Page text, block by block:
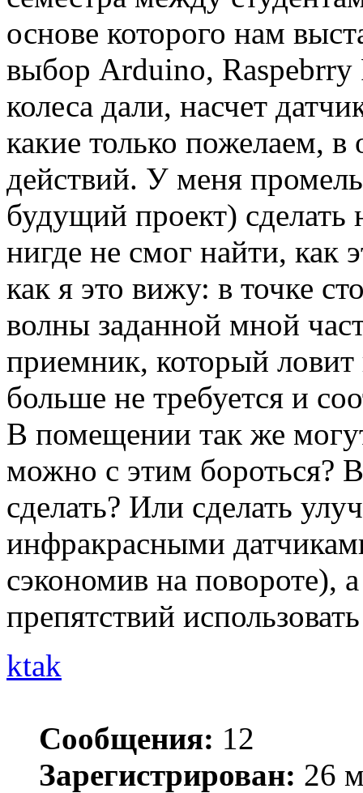
основе которого нам
выбор Arduino, Raspebrry
колеса дали, насчет
какие только пожелаем,
действий. У меня
будущий проект)
нигде не смог найти, как
как я это вижу: в точке
волны заданной мной
приемник, который
больше не требуется и
В помещении так же
можно с этим бороться?
сделать? Или сделать
инфракрасными
сэкономив на повороте),
препятствий
ktak
Сообщения: 12
Зарегистрирован: 26